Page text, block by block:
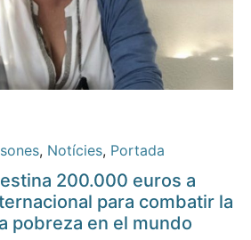
, Notícies, Portada
200.000 euros a
para combatir la
pobreza en el mundo